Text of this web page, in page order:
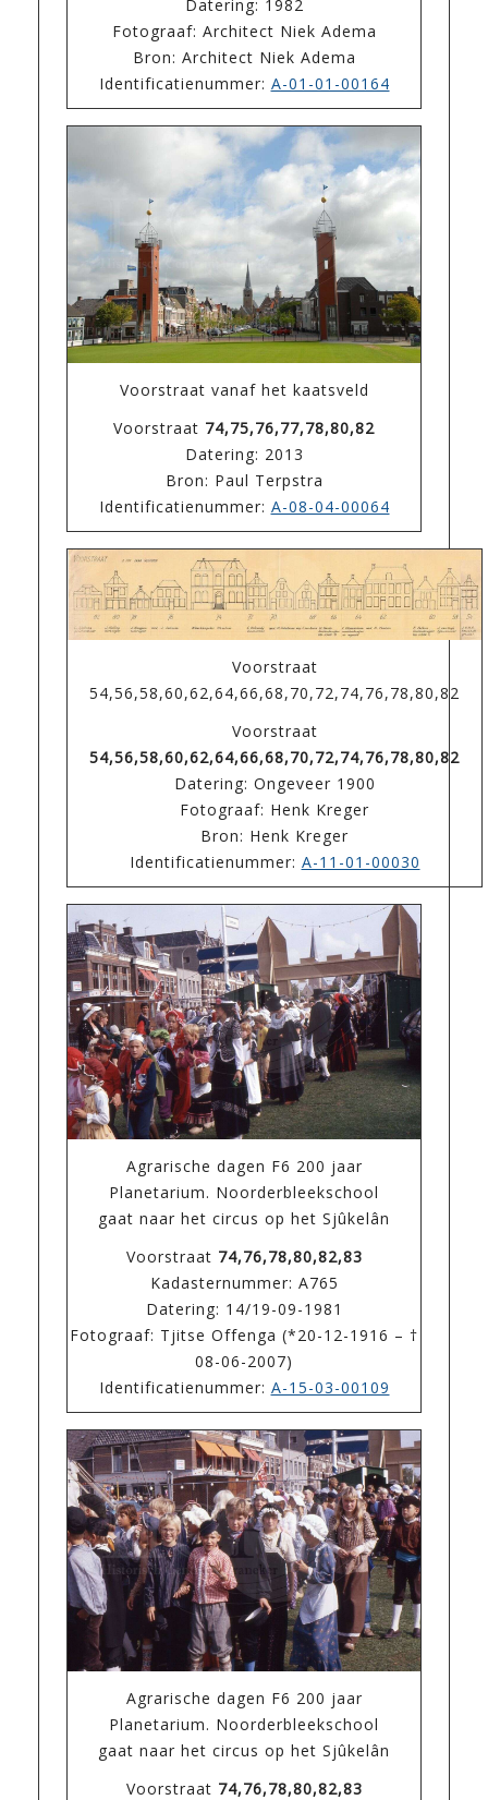
Datering: 1982
Fotograaf: Architect Niek Adema
Bron: Architect Niek Adema
Identificatienummer: A-01-01-00164
Voorstraat vanaf het kaatsveld
Voorstraat 74,75,76,77,78,80,82
Datering: 2013
Bron: Paul Terpstra
Identificatienummer: A-08-04-00064
Voorstraat
54,56,58,60,62,64,66,68,70,72,74,76,78,80,82
Voorstraat
54,56,58,60,62,64,66,68,70,72,74,76,78,80,82
Datering: Ongeveer 1900
Fotograaf: Henk Kreger
Bron: Henk Kreger
Identificatienummer: A-11-01-00030
Agrarische dagen F6 200 jaar
Planetarium. Noorderbleekschool
gaat naar het circus op het Sjûkelân
Voorstraat 74,76,78,80,82,83
Kadasternummer: A765
Datering: 14/19-09-1981
Fotograaf: Tjitse Offenga (*20-12-1916 – †
08-06-2007)
Identificatienummer: A-15-03-00109
Agrarische dagen F6 200 jaar
Planetarium. Noorderbleekschool
gaat naar het circus op het Sjûkelân
Voorstraat 74,76,78,80,82,83